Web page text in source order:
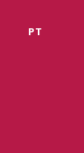
PT